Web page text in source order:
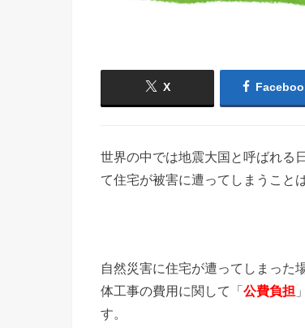
X
世界の中では地震大国と呼ばれる
て住宅が被害に遭ってしまうこと
自然災害に住宅が遭ってしまった
体工事の費用に関して「公費負担
す。